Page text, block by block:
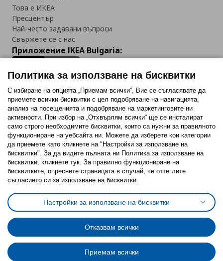
Това е ИКЕА
Пресцентър
Най-често задавани въпроси
Свържете се с нас
Приложение IKEA Bulgaria:
Последвайте ни:
FacebookTwitterYoutubePinterestInstagram
Политика за използване на бисквитки (Cookies)
Избор на настройки за използване на бисквитки
Условия за ползване на ikea.bgОбща политика за личните данни
Политика за защита на личните данни на ikea.bg
Общи условия на програма IKEA Family
Политика за защита на лични данни на програма IKEA Family
Политика за използване на бисквитки
С избиране на опцията „Приемам всички“, Вие се съгласявате да
приемете всички бисквитки с цел подобряване на навигацията,
анализ на посещенията и подобряване на маркетинговите ни
активности. При избор на „Отхвърлям всички“ ще се инсталират
само строго необходимитe бисквитки, които са нужни за правилното
функциониране на уебсайта ни. Можете да изберете кои категории
да приемете като кликнете на "Настройки за използване на
бисквитки". За да видите пълната ни Политика за използване на
бисквитки, кликнете тук. За правилно функциониране на
бисквитките, опреснете страницата в случай, че оттеглите
съгласието си за използване на бисквитки.
Настройки за използване на бисквитки
Отказвам всички
Приемам всички